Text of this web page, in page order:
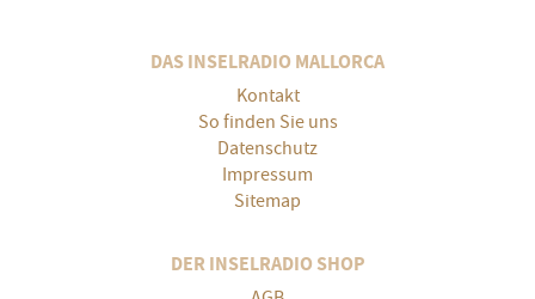
DAS INSELRADIO MALLORCA
Kontakt
So finden Sie uns
Datenschutz
Impressum
Sitemap
DER INSELRADIO SHOP